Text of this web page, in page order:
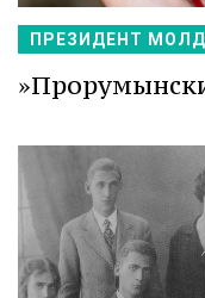
ПРЕЗИДЕНТ